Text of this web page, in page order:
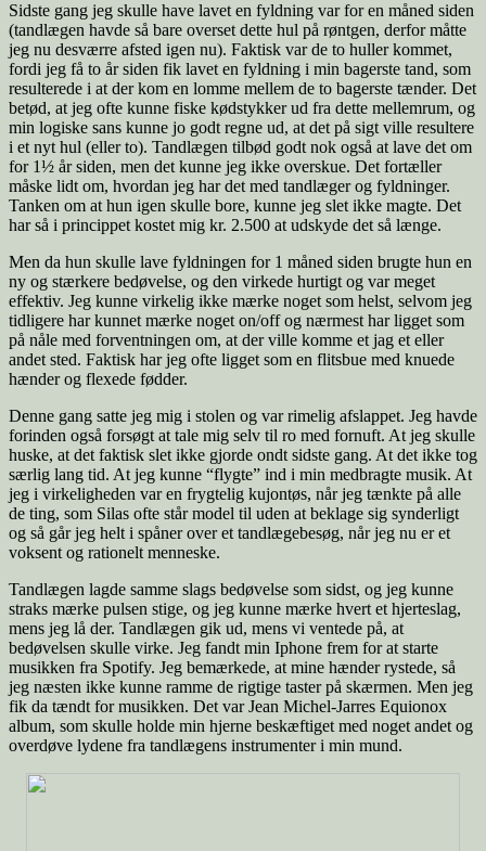
Sidste gang jeg skulle have lavet en fyldning var for en måned siden
(tandlægen havde så bare overset dette hul på røntgen, derfor måtte
jeg nu desværre afsted igen nu). Faktisk var de to huller kommet,
fordi jeg få to år siden fik lavet en fyldning i min bagerste tand, som
resulterede i at der kom en lomme mellem de to bagerste tænder. Det
betød, at jeg ofte kunne fiske kødstykker ud fra dette mellemrum, og
min logiske sans kunne jo godt regne ud, at det på sigt ville resultere
i et nyt hul (eller to). Tandlægen tilbød godt nok også at lave det om
for 1½ år siden, men det kunne jeg ikke overskue. Det fortæller
måske lidt om, hvordan jeg har det med tandlæger og fyldninger.
Tanken om at hun igen skulle bore, kunne jeg slet ikke magte. Det
har så i princippet kostet mig kr. 2.500 at udskyde det så længe.
Men da hun skulle lave fyldningen for 1 måned siden brugte hun en
ny og stærkere bedøvelse, og den virkede hurtigt og var meget
effektiv. Jeg kunne virkelig ikke mærke noget som helst, selvom jeg
tidligere har kunnet mærke noget on/off og nærmest har ligget som
på nåle med forventningen om, at der ville komme et jag et eller
andet sted. Faktisk har jeg ofte ligget som en flitsbue med knuede
hænder og flexede fødder.
Denne gang satte jeg mig i stolen og var rimelig afslappet. Jeg havde
forinden også forsøgt at tale mig selv til ro med fornuft. At jeg skulle
huske, at det faktisk slet ikke gjorde ondt sidste gang. At det ikke tog
særlig lang tid. At jeg kunne “flygte” ind i min medbragte musik. At
jeg i virkeligheden var en frygtelig kujontøs, når jeg tænkte på alle
de ting, som Silas ofte står model til uden at beklage sig synderligt
og så går jeg helt i spåner over et tandlægebesøg, når jeg nu er et
voksent og rationelt menneske.
Tandlægen lagde samme slags bedøvelse som sidst, og jeg kunne
straks mærke pulsen stige, og jeg kunne mærke hvert et hjerteslag,
mens jeg lå der. Tandlægen gik ud, mens vi ventede på, at
bedøvelsen skulle virke. Jeg fandt min Iphone frem for at starte
musikken fra Spotify. Jeg bemærkede, at mine hænder rystede, så
jeg næsten ikke kunne ramme de rigtige taster på skærmen. Men jeg
fik da tændt for musikken. Det var Jean Michel-Jarres Equionox
album, som skulle holde min hjerne beskæftiget med noget andet og
overdøve lydene fra tandlægens instrumenter i min mund.